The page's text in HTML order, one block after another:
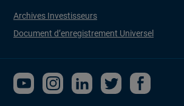
Archives Investisseurs
Document d’enregistrement Universel
youtube
Nouvelle fenêtre
instagram
Nouvelle fenêtre
linkedin
Nouvelle fenêtre
Twitter
Nouvelle fenêtre
Facebook
Nouvelle